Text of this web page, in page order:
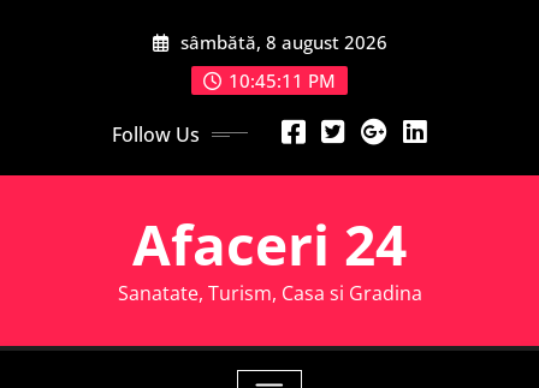
sâmbătă, 8 august 2026
10:45:12 PM
Follow Us
Afaceri 24
Sanatate, Turism, Casa si Gradina